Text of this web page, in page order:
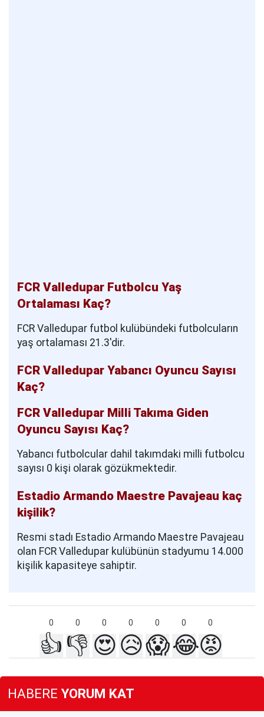
FCR Valledupar Futbolcu Yaş
Ortalaması Kaç?
FCR Valledupar futbol kulübündeki futbolcuların
yaş ortalaması 21.3'dir.
FCR Valledupar Yabancı Oyuncu Sayısı
Kaç?
FCR Valledupar Milli Takıma Giden
Oyuncu Sayısı Kaç?
Yabancı futbolcular dahil takımdaki milli futbolcu
sayısı 0 kişi olarak gözükmektedir.
Estadio Armando Maestre Pavajeau kaç
kişilik?
Resmi stadı Estadio Armando Maestre Pavajeau
olan FCR Valledupar kulübünün stadyumu 14.000
kişilik kapasiteye sahiptir.
0 0 0 0 0 0 0
👍 👎 😍😥😱😂😡
HABERE YORUM KAT